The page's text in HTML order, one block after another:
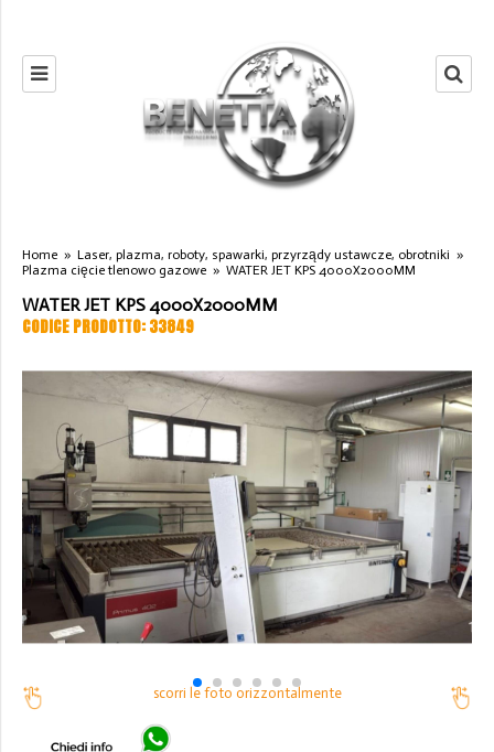
Home » Laser, plazma, roboty, spawarki, przyrządy ustawcze, obrotniki »
Plazma cięcie tlenowo gazowe » WATER JET KPS 4000X2000MM
WATER JET KPS 4000X2000MM
CODICE PRODOTTO: 33849
scorri le foto orizzontalmente